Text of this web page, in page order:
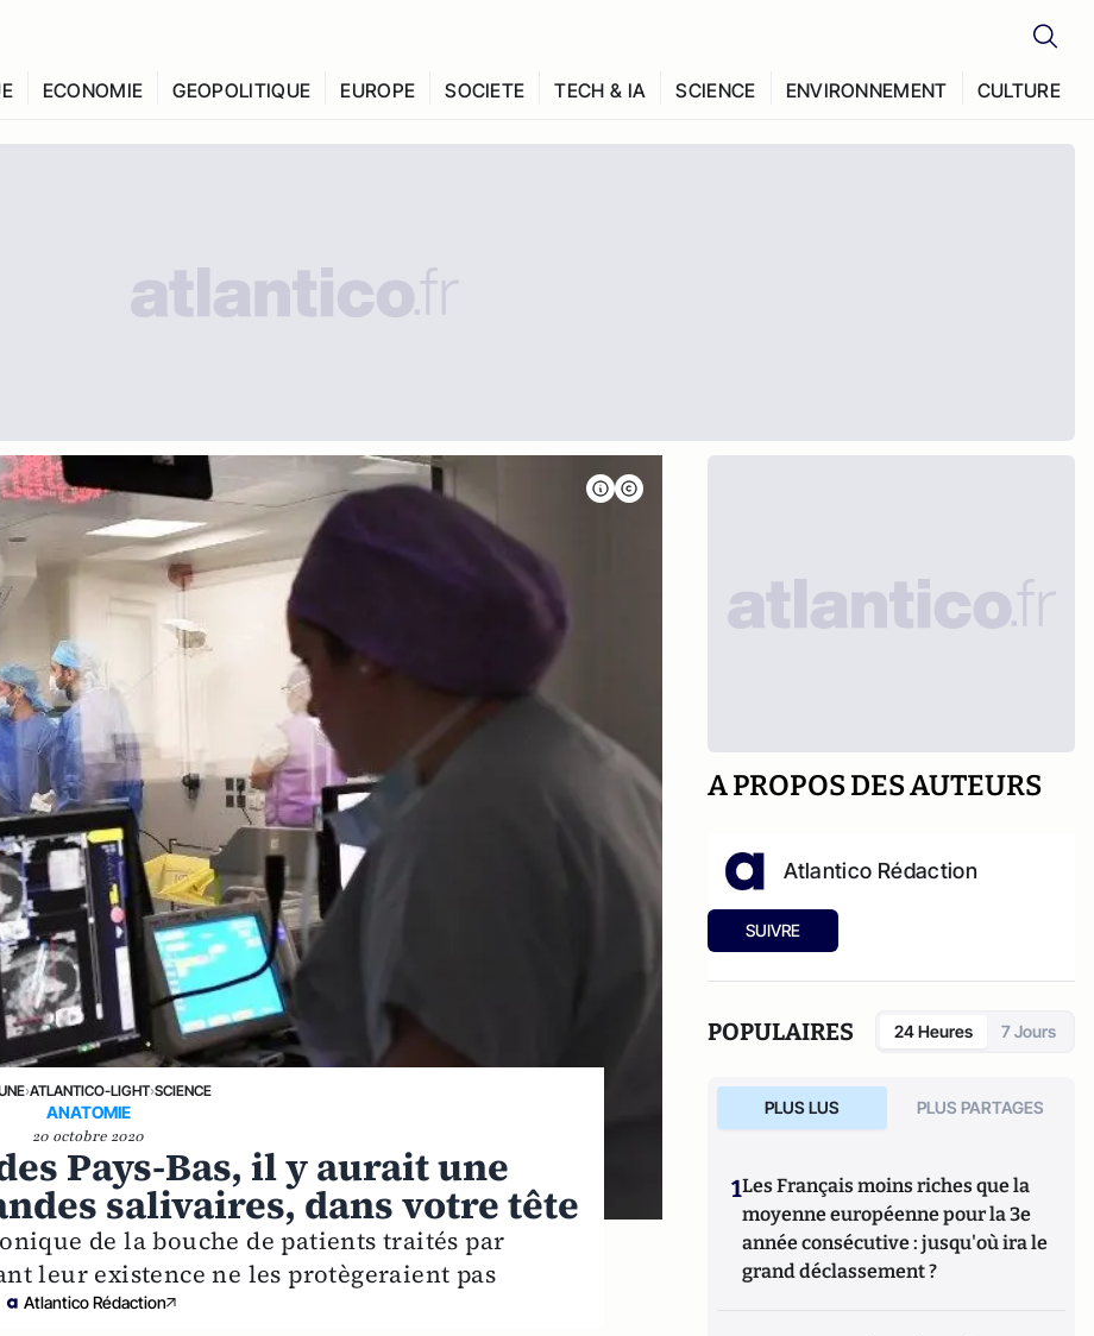
ECONOMIE GEOPOLITIQUE EUROPE SOCIETE TECH & IA SCIENCE ENVIRONNEMENT CULTURE
›ATLANTICO-LIGHT›SCIENCE
ANATOMIE
20 octobre 2020
Pays-Bas, il y aurait une
salivaires, dans votre tête
de la bouche de patients traités par
leur existence ne les protègeraient pas
Atlantico Rédaction
A PROPOS DES AUTEURS
Atlantico Rédaction
SUIVRE
POPULAIRES 24 Heures 7 Jours
PLUS LUS PLUS PARTAGES
1Les Français moins riches que la
moyenne européenne pour la 3e
année consécutive : jusqu'où ira le
grand déclassement ?